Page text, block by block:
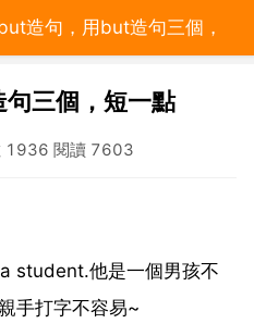
造句，用but造句三個，
三個，短一點
閱讀 7603
student.他是一個男孩不
手打字不容易~